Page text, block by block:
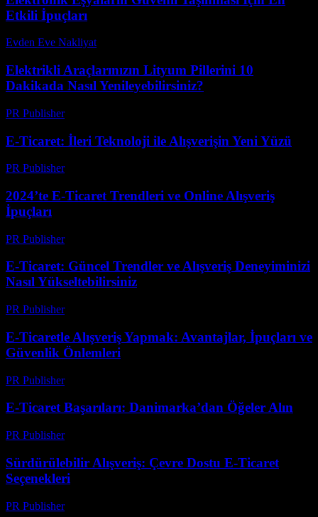
Etkili İpuçları
Evden Eve Nakliyat-
Elektrikli Araçlarınızın Lityum Pillerini 10
Dakikada Nasıl Yenileyebilirsiniz?
PR Publisher-
E-Ticaret: İleri Teknoloji ile Alışverişin Yeni Yüzü
PR Publisher-
2024’te E-Ticaret Trendleri ve Online Alışveriş
İpuçları
PR Publisher-
E-Ticaret: Güncel Trendler ve Alışveriş Deneyiminizi
Nasıl Yükseltebilirsiniz
PR Publisher-
E-Ticaretle Alışveriş Yapmak: Avantajlar, İpuçları ve
Güvenlik Önlemleri
PR Publisher-
E-Ticaret Başarıları: Danimarka’dan Öğeler Alın
PR Publisher-
Sürdürülebilir Alışveriş: Çevre Dostu E-Ticaret
Seçenekleri
PR Publisher-